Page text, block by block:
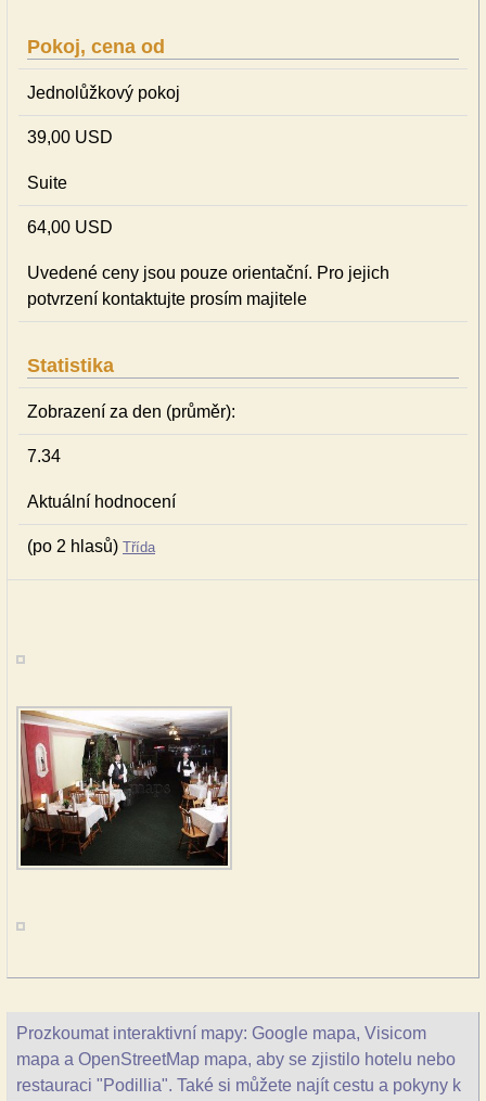
Pokoj, cena od
Jednolůžkový pokoj
39,00 USD
Suite
64,00 USD
Uvedené ceny jsou pouze orientační. Pro jejich
potvrzení kontaktujte prosím majitele
Statistika
Zobrazení za den (průměr):
7.34
Aktuální hodnocení
(po 2 hlasů) Třída
Prozkoumat interaktivní mapy: Google mapa, Visicom
mapa a OpenStreetMap mapa, aby se zjistilo hotelu nebo
restauraci "Podillia". Také si můžete najít cestu a pokyny k